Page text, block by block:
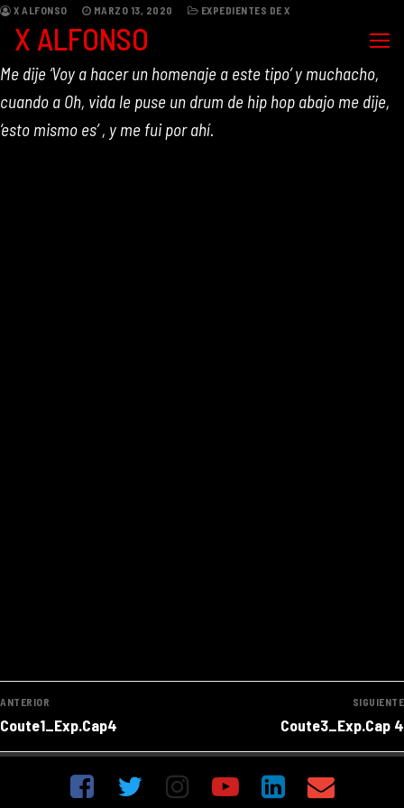
Ir
contenido
X ALFONSO
X ALFONSO MARZO 13, 2020 EXPEDIENTES DE X
Me dije ‘Voy a hacer un homenaje a este tipo’ y muchacho,
cuando a Oh, vida le puse un drum de hip hop abajo me dije,
‘esto mismo es’ , y me fui por ahí.
Navegación
de
entradas
ANTERIOR
Entrada
Coute1_Exp.Cap4
SIGUIENTE
Entrada
Coute3_Exp.Cap 4